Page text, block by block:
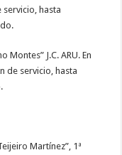
servicio, hasta
Montes” J.C. ARU. En
de servicio, hasta
Martínez”, 1ª